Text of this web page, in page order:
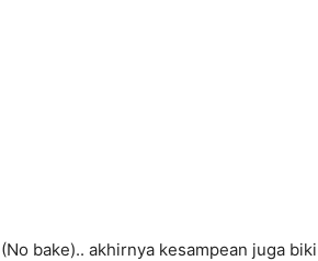
bake).. akhirnya kesampean juga